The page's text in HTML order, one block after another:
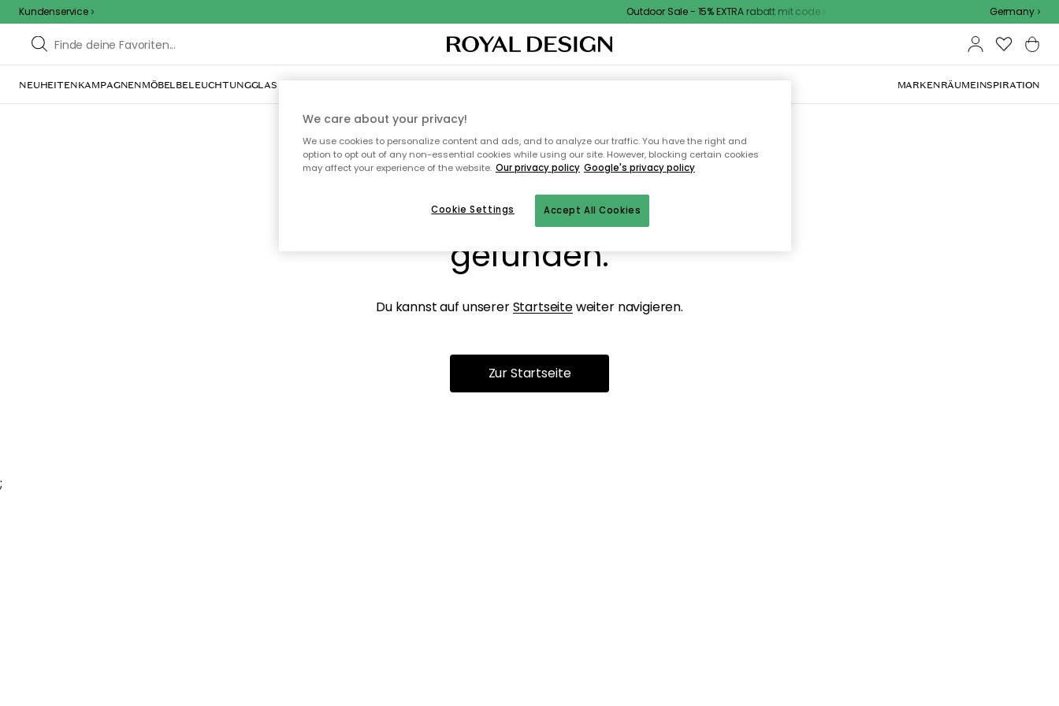
Kundenservice Outdoor Sale - 15% EXTRA rabatt mit code Germany
NEUHEITENKAMPAGNENMÖBELBELEUCHTUNGGLAS & GESCHIRRINNENEINRICHTUNGTEXTILIEN & TEPPICHEKÜCHEAUFBEWAHRUNGOUTDOOR-MÖBEL MARKENRÄUMEINSPIRATION
Ooops, die Seite wurde nicht
gefunden.
Du kannst auf unsererStartseiteweiter navigieren.
Zur Startseite
;
We care about your privacy!
We use cookies to personalize content and ads, and to analyze our traffic. You have the right and
option to opt out of any non-essential cookies while using our site. However, blocking certain cookies
may affect your experience of the website. Our privacy policy Google's privacy policy
Accept All Cookies
Cookie Settings